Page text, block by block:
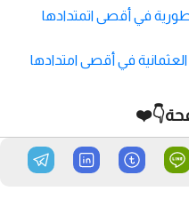
في أقصى اتمتدادها
في أقصى امتدادها